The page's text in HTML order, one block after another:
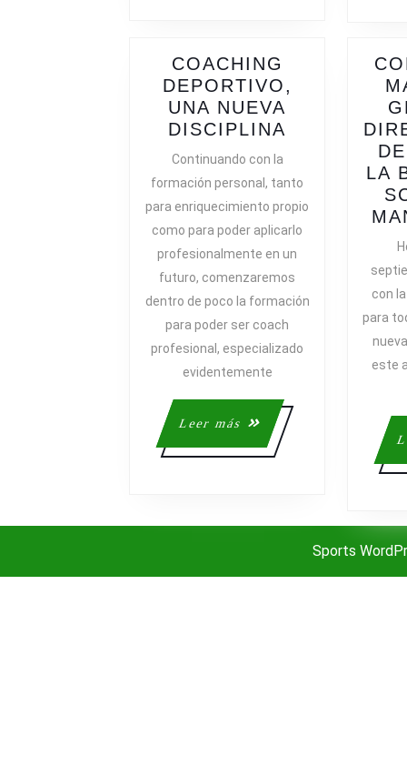
COACHING
DEPORTIVO,
UNA NUEVA
DISCIPLINA COACHING
NUEVA
DISCIPLINA
Continuando con la
formación personal, tanto
para enriquecimiento propio
como para poder aplicarlo
profesionalmente en un
futuro, comenzaremos
dentro de poco la formación
para poder ser coach
profesional, especializado
evidentemente
Leer más
Leer
más
LA
con
para
este
Sports